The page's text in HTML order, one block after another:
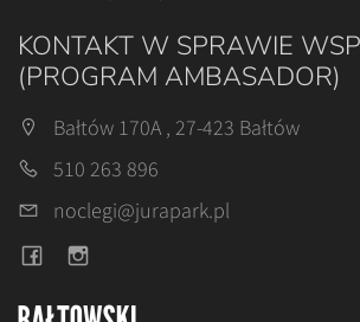
KONTAKT W SPRAWIE
(PROGRAM AMBASADOR)
Bałtów 170A , 27-423 Bałtów
510 263 896
noclegi@jurapark.pl